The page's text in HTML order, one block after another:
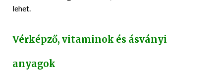
lehet.
Vérképző, vitaminok és ásványi
anyagok